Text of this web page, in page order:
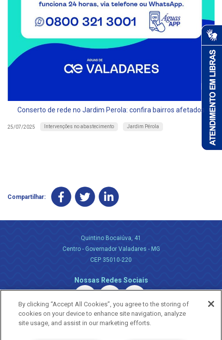
Conserto de rede no Jardim Perola: confira bairros afetados
25/07/2025 Intervenções no abastecimento Jardim Pérola
Compartilhar:
Quintino Bocaiúva, 41
Centro - Governador Valadares - MG
CEP 35010-220
Nossas Redes Sociais
By clicking “Accept All Cookies”, you agree to the storing of
cookies on your device to enhance site navigation, analyze
site usage, and assist in our marketing efforts.